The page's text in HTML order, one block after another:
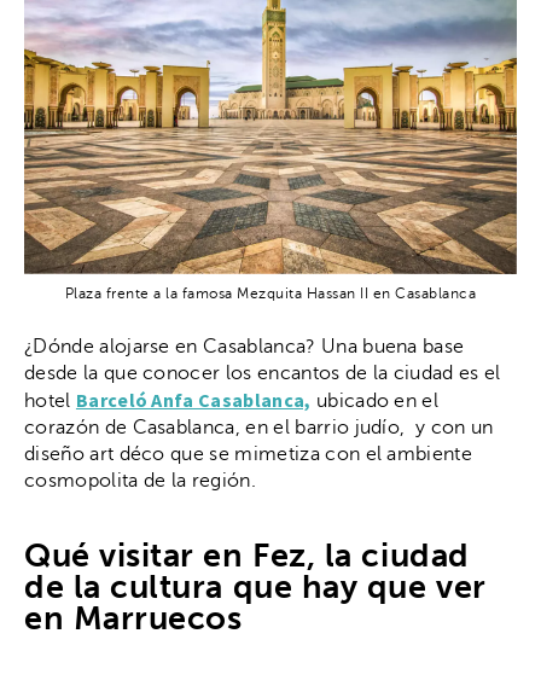
Plaza frente a la famosa Mezquita Hassan II en Casablanca
¿Dónde alojarse en Casablanca? Una buena base
desde la que conocer los encantos de la ciudad es el
hotel Barceló Anfa Casablanca, ubicado en el
corazón de Casablanca, en el barrio judío, y con un
diseño art déco que se mimetiza con el ambiente
cosmopolita de la región.
Qué visitar en Fez, la ciudad
de la cultura que hay que ver
en Marruecos